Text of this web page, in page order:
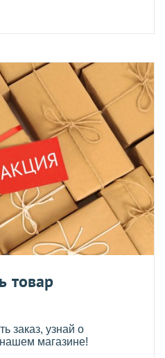
товар
заказ, узнай о
магазине!